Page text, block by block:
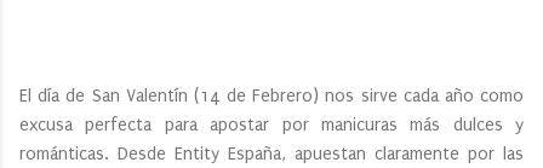
El día de San Valentín (14 de Febrero) nos sirve cada año como
excusa perfecta para apostar por manicuras más dulces y
románticas. Desde Entity España, apuestan claramente por las